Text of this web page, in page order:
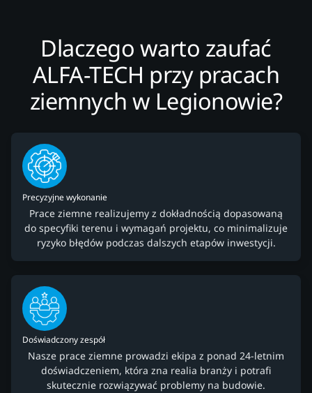
Dlaczego warto zaufać
ALFA-TECH przy pracach
ziemnych w Legionowie?
Precyzyjne wykonanie
Prace ziemne realizujemy z dokładnością dopasowaną
do specyfiki terenu i wymagań projektu, co minimalizuje
ryzyko błędów podczas dalszych etapów inwestycji.
Doświadczony zespół
Nasze prace ziemne prowadzi ekipa z ponad 24-letnim
doświadczeniem, która zna realia branży i potrafi
skutecznie rozwiązywać problemy na budowie.